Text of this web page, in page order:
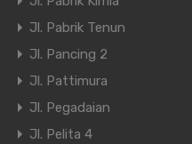
Jl. Pabrik Tenun
Jl. Pancing 2
Jl. Pattimura
Jl. Pegadaian
Jl. Pelita 4